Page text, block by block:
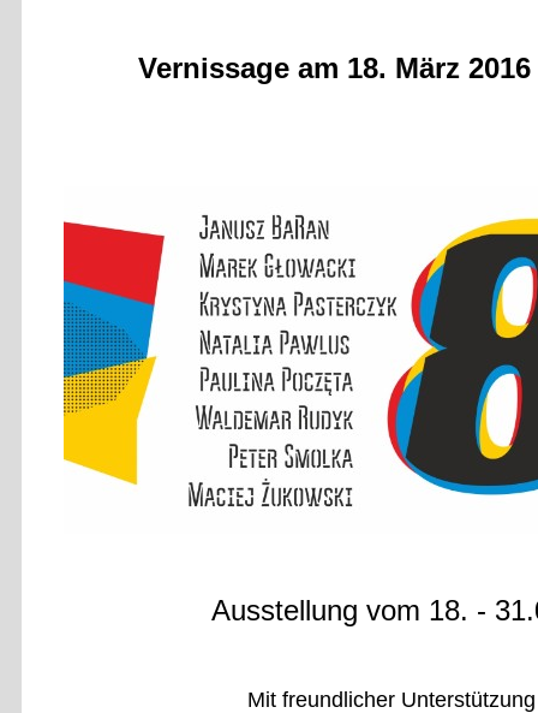
Vernissage am 18. März
Ausstellung vom 18. -
Mit freundlicher